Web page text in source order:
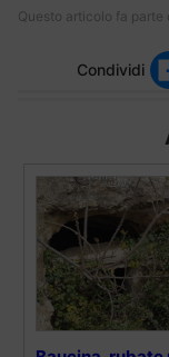
Questo articolo fa parte
Condividi